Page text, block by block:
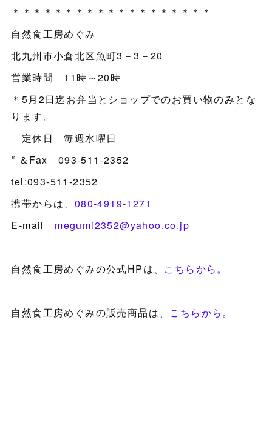
＊＊＊＊＊＊＊＊＊＊＊＊＊＊＊＊＊＊＊
自然食工房めぐみ
北九州市小倉北区魚町3－3－20
営業時間 11時～20時
＊5月2日迄お弁当とショップでのお買い物のみとな
ります。
定休日 毎週水曜日
℡＆Fax 093-511-2352
tel:093-511-2352
携帯からは、 080-4919-1271
E-mail megumi2352@yahoo.co.jp
自然食工房めぐみの公式HPは、 こちらから。
自然食工房めぐみの販売商品は、 こちらから。